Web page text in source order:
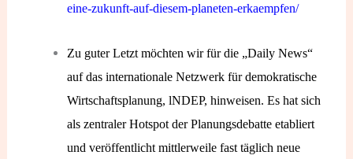
eine-zukunft-auf-diesem-planeten-erkaempfen/
Zu guter Letzt möchten wir für die „Daily News“
auf das internationale Netzwerk für demokratische
Wirtschaftsplanung, lNDEP, hinweisen. Es hat sich
als zentraler Hotspot der Planungsdebatte etabliert
und veröffentlicht mittlerweile fast täglich neue